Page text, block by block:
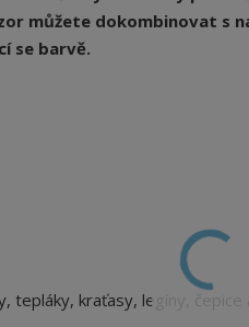
můžete dokombinovat s
se barvě.
tepláky, kraťasy, legíny, čepice